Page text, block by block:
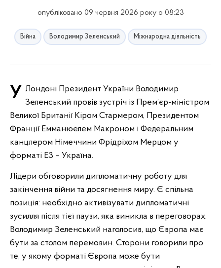
опубліковано 09 червня 2026 року о 08:23
Війна Володимир Зеленський Міжнародна діяльність
У Лондоні Президент України Володимир Зеленський провів зустріч із Прем’єр-міністром
Великої Британії Кіром Стармером, Президентом
Франції Емманюелем Макроном і Федеральним
канцлером Німеччини Фрідріхом Мерцом у
форматі Е3 – Україна.
Лідери обговорили дипломатичну роботу для
закінчення війни та досягнення миру. Є спільна
позиція: необхідно активізувати дипломатичні
зусилля після тієї паузи, яка виникла в переговорах.
Володимир Зеленський наголосив, що Європа має
бути за столом перемовин. Сторони говорили про
те, у якому форматі Європа може бути